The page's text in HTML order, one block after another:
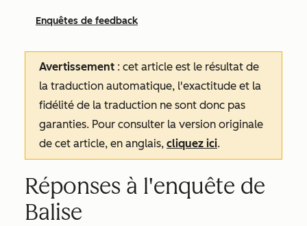
Enquêtes de feedback
Avertissement : cet article est le résultat de
la traduction automatique, l'exactitude et la
fidélité de la traduction ne sont donc pas
garanties. Pour consulter la version originale
de cet article, en anglais, cliquez ici.
Réponses à l'enquête de
Balise